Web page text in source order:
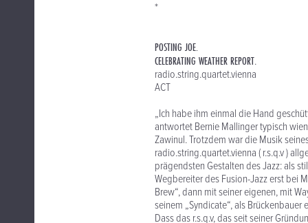
*
POSTING JOE.
CELEBRATING WEATHER REPORT.
radio.string.quartet.vienna
ACT
„Ich habe ihm einmal die Hand
antwortet Bernie Mallinger typisch
Zawinul. Trotzdem war die Musik
radio.string.quartet.vienna ( r.s.q.v )
prägendsten Gestalten des Jazz: als
Wegbereiter des Fusion-Jazz erst bei
Brew“, dann mit seiner eigenen, mit
seinem „Syndicate“, als
Dass das r.s.q.v, das seit seiner